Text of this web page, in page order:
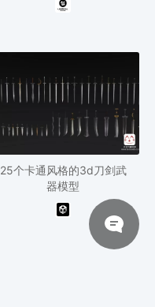
25个卡通风格的3d刀剑武
器模型